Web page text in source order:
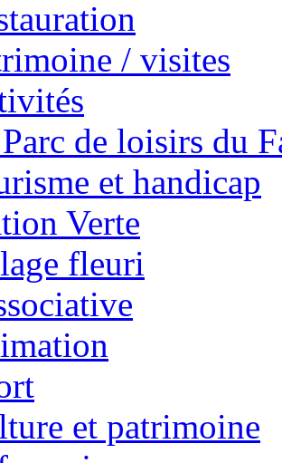
/ visites
de loisirs du
et handicap
Verte
fleuri
et patrimoine